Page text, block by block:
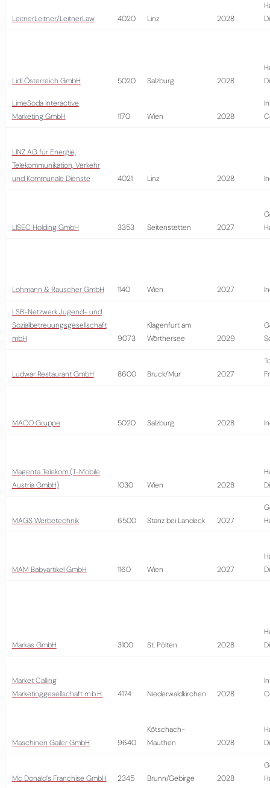
LeitnerLeitner/LeitnerLaw 4020 Linz 2028
Lidl Österreich GmbH 5020 Salzburg 2028
LimeSoda Interactive
Marketing GmbH
1170 Wien 2028
LINZ AG für Energie,
Telekommunikation, Verkehr
und Kommunale Dienste
4021 Linz 2028
LISEC Holding GmbH 3353 Seitenstetten 2027
Lohmann & Rauscher GmbH 1140 Wien 2027
LSB-Netzwerk Jugend- und
Sozialbetreuungsgesellschaft
mbH
9073
Klagenfurt am
Wörthersee
2029
Ludwar Restaurant GmbH 8600 Bruck/Mur 2027
MACO Gruppe 5020 Salzburg 2028
Magenta Telekom (T-Mobile
Austria GmbH)
1030 Wien 2028
MAGS Werbetechnik 6500 Stanz bei Landeck 2027
MAM Babyartikel GmbH 1160 Wien 2027
Markas GmbH 3100 St. Pölten 2028
Market Calling
Marketinggesellschaft m.b.H.
4174 Niederwaldkirchen 2028
Maschinen Gailer GmbH 9640
Kötschach-
Mauthen
2028
Mc Donald´s Franchise GmbH 2345 Brunn/Gebirge 2028